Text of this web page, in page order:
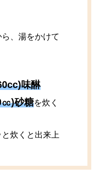
、湯をかけて
味醂
)砂糖を炊く
炊くと出来上